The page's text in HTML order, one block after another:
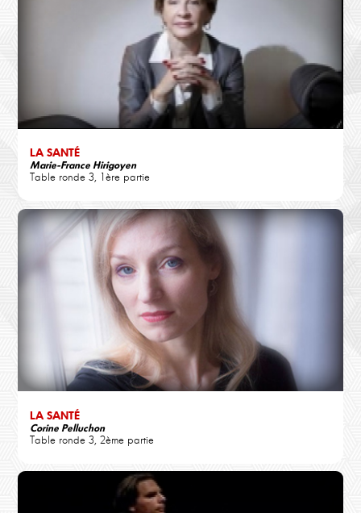
LA SANTÉ
Marie-France Hirigoyen
Table ronde 3, 1ère partie
LA SANTÉ
Corine Pelluchon
Table ronde 3, 2ème partie